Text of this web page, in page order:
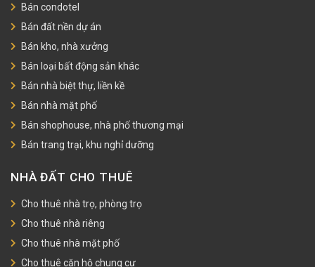
Bán condotel
Bán đất nền dự án
Bán kho, nhà xưởng
Bán loại bất động sản khác
Bán nhà biệt thự, liền kề
Bán nhà mặt phố
Bán shophouse, nhà phố thương mại
Bán trang trại, khu nghỉ dưỡng
NHÀ ĐẤT CHO THUÊ
Cho thuê nhà trọ, phòng trọ
Cho thuê nhà riêng
Cho thuê nhà mặt phố
Cho thuê căn hộ chung cư